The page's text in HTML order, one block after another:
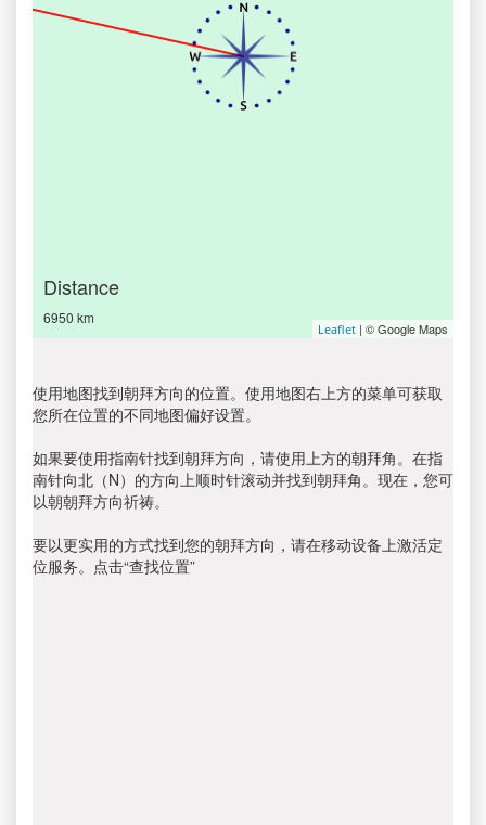
Distance
6950 km
Leaflet | © Google Maps
使用地图找到朝拜方向的位置。使用地图右上方的菜单可获取
您所在位置的不同地图偏好设置。
如果要使用指南针找到朝拜方向，请使用上方的朝拜角。在指
南针向北（N）的方向上顺时针滚动并找到朝拜角。现在，您可
以朝朝拜方向祈祷。
要以更实用的方式找到您的朝拜方向，请在移动设备上激活定
位服务。点击“查找位置”